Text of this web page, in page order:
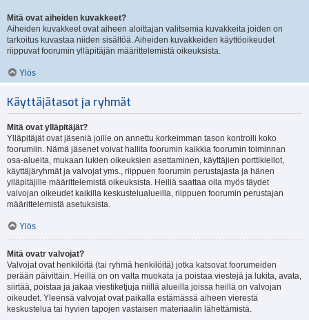
Mitä ovat aiheiden kuvakkeet?
Aiheiden kuvakkeet ovat aiheen aloittajan valitsemia kuvakkeita joiden on
tarkoitus kuvastaa niiden sisältöä. Aiheiden kuvakkeiden käyttöoikeudet
riippuvat foorumin ylläpitäjän määrittelemistä oikeuksista.
Ylös
Käyttäjätasot ja ryhmät
Mitä ovat ylläpitäjät?
Ylläpitäjät ovat jäseniä joille on annettu korkeimman tason kontrolli koko
foorumiin. Nämä jäsenet voivat hallita foorumin kaikkia foorumin toiminnan
osa-alueita, mukaan lukien oikeuksien asettaminen, käyttäjien porttikiellot,
käyttäjäryhmät ja valvojat yms., riippuen foorumin perustajasta ja hänen
ylläpitäjille määrittelemistä oikeuksista. Heillä saattaa olla myös täydet
valvojan oikeudet kaikilla keskustelualueilla, riippuen foorumin perustajan
määrittelemistä asetuksista.
Ylös
Mitä ovatr valvojat?
Valvojat ovat henkilöitä (tai ryhmä henkilöitä) jotka katsovat foorumeiden
perään päivittäin. Heillä on on valta muokata ja poistaa viestejä ja lukita, avata,
siirtää, poistaa ja jakaa viestiketjuja niillä alueilla joissa heillä on valvojan
oikeudet. Yleensä valvojat ovat paikalla estämässä aiheen vierestä
keskustelua tai hyvien tapojen vastaisen materiaalin lähettämistä.